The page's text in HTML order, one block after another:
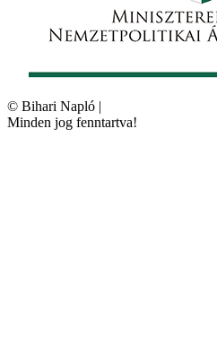
© Bihari Napló |
Minden jog fenntartva!